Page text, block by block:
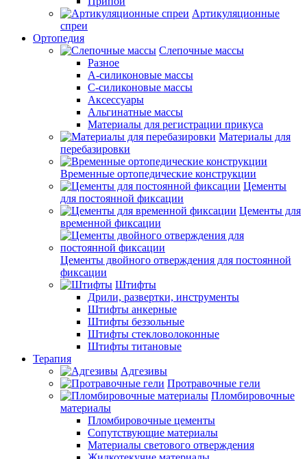
Артикуляционные
спреи
Ортопедия
Слепочные массы
Разное
А-силиконовые массы
С-силиконовые массы
Аксессуары
Альгинатные массы
Материалы для регистрации прикуса
Материалы для
перебазировки
Временные ортопедические конструкции
Цементы
для постоянной фиксации
Цементы для
временной фиксации
Цементы двойного отверждения для постоянной
фиксации
Штифты
Дрили, развертки, инструменты
Штифты анкерные
Штифты беззольные
Штифты стекловолоконные
Штифты титановые
Терапия
Адгезивы
Протравочные гели
Пломбировочные
материалы
Пломбировочные цементы
Сопутствующие материалы
Материалы светового отверждения